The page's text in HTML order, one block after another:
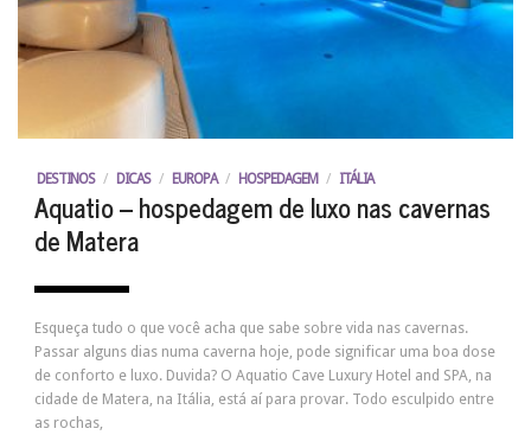
DESTINOS / DICAS / EUROPA / HOSPEDAGEM / ITÁLIA
Aquatio – hospedagem de luxo nas cavernas
de Matera
Esqueça tudo o que você acha que sabe sobre vida nas cavernas.
Passar alguns dias numa caverna hoje, pode significar uma boa dose
de conforto e luxo. Duvida? O Aquatio Cave Luxury Hotel and SPA, na
cidade de Matera, na Itália, está aí para provar. Todo esculpido entre
as rochas,